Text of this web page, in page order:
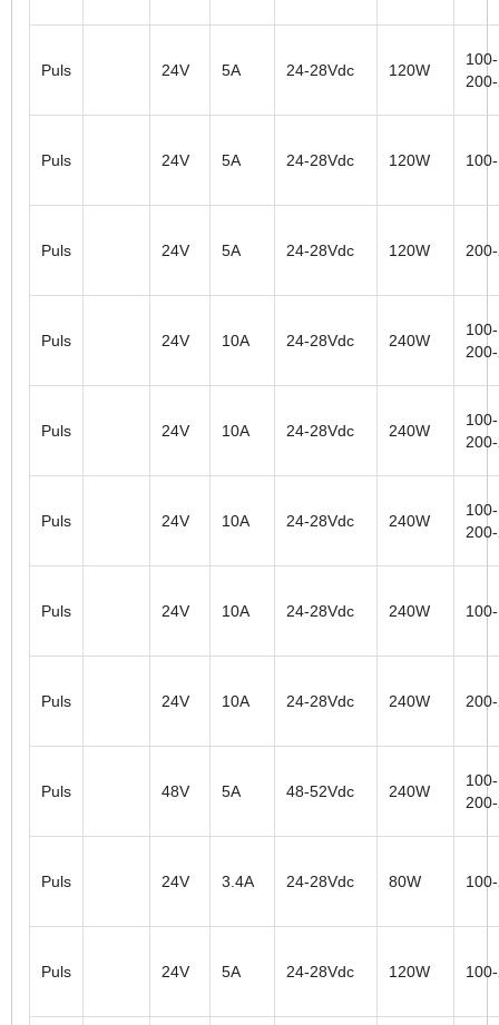
Puls 24V 5A 24-28Vdc 120W
Puls 24V 5A 24-28Vdc 120W
Puls 24V 5A 24-28Vdc 120W
Puls 24V 10A 24-28Vdc 240W
Puls 24V 10A 24-28Vdc 240W
Puls 24V 10A 24-28Vdc 240W
Puls 24V 10A 24-28Vdc 240W
Puls 24V 10A 24-28Vdc 240W
Puls 48V 5A 48-52Vdc 240W
Puls 24V 3.4A 24-28Vdc 80W
Puls 24V 5A 24-28Vdc 120W